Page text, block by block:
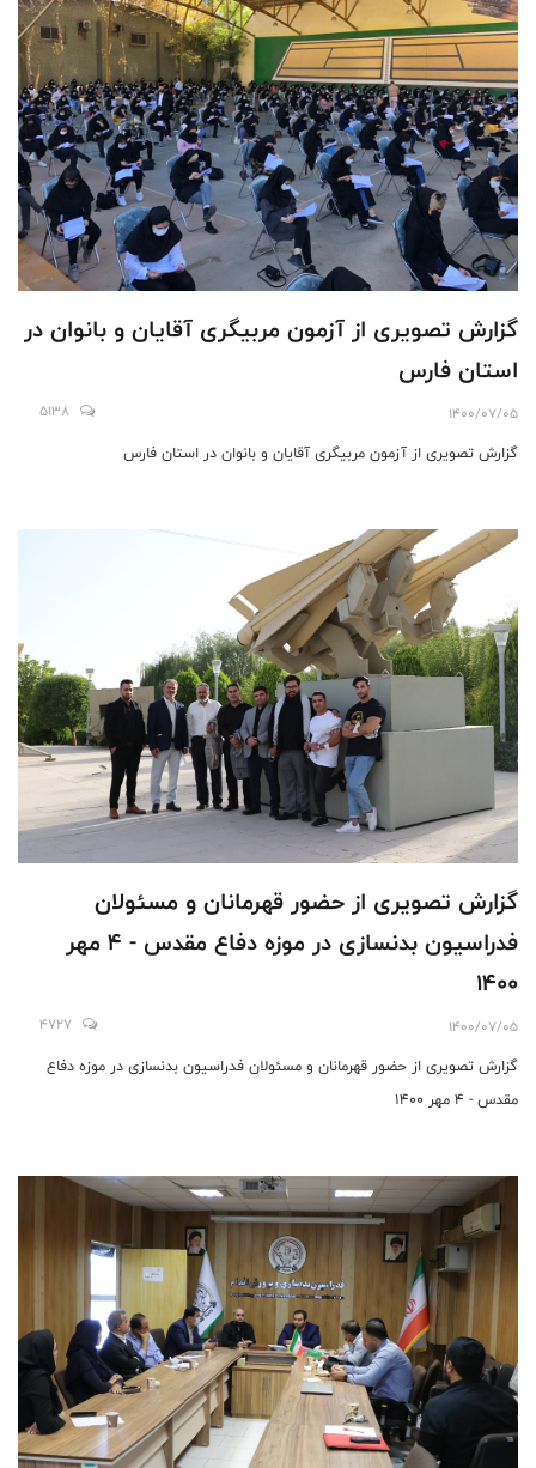
گزارش تصویری از آزمون مربیگری آقایان و بانوان در
استان فارس
1400/07/05
5138
گزارش تصویری از آزمون مربیگری آقایان و بانوان در استان فارس
گزارش تصویری از حضور قهرمانان و مسئولان
فدراسیون بدنسازی در موزه دفاع مقدس - 4 مهر
1400
1400/07/05
4727
گزارش تصویری از حضور قهرمانان و مسئولان فدراسیون بدنسازی در موزه دفاع
مقدس - 4 مهر 1400